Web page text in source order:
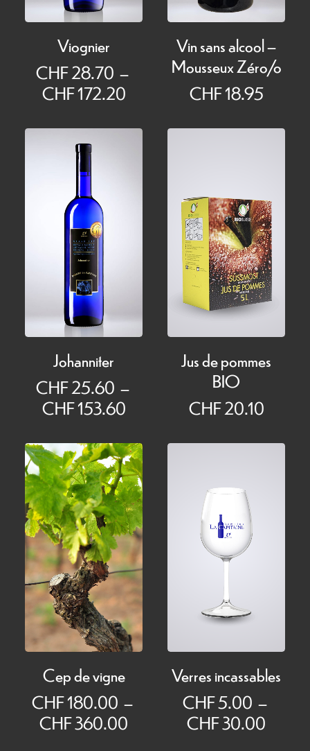
Viognier
CHF28.70 –
CHF172.20Plage
prix :
CHF 172.20
Vin sans alcool –
Mousseux Zéro/o
CHF18.95
Johanniter
CHF25.60 –
CHF153.60Plage
prix :
CHF 25.60
à
CHF 153.60
Jus de pommes
BIO
CHF20.10
Cep de vigne
CHF180.00 –
CHF360.00
Verres incassables
CHF5.00 –
CHF30.00